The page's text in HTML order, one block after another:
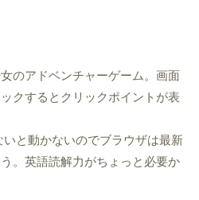
のアドベンチャーゲーム。画面
クするとクリックポイントが表
と動かないのでブラウザは最新
。英語読解力がちょっと必要か